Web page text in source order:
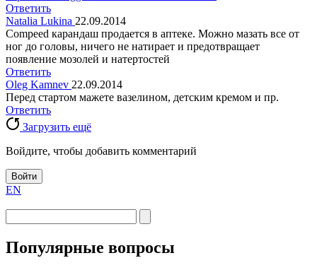
Ответить
Natalia Lukina 22.09.2014
Compeed карандаш продается в аптеке. Можно мазать все от
ног до головы, ничего не натирает и предотвращает
появление мозолей и натертостей
Ответить
Oleg Kamnev 22.09.2014
Перед стартом мажете вазелином, детским кремом и пр.
Ответить
Загрузить ещё
Войдите, чтобы добавить комментарий
Войти
EN
Популярные вопросы